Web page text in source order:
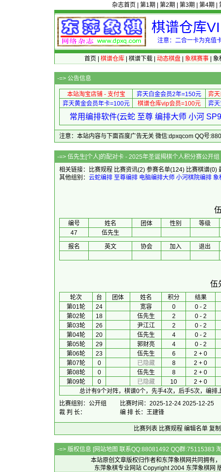
杂志首页 第1期 第2期 第3期 第4期
棋谱仓库
注意：二合一卡为充值
首页 棋谱仓库| 棋谱下载| 动态棋盘| 象棋赛事| 象
-=> 公告信息
本站淘宝店铺 - 支付宝 弈天白金会员2年=150元
弈
弈天黄金会员年卡=100元
棋谱仓库vip会员=100元 弈
常用编排软件(云蛇 至尊 编排大师 小河
注意：本站内容与下面百度广告无关 微信:dpxqcom QQ号
-=> 伍先生[个人]的配对卡 - 2025年
相关链接：
比赛规程 比赛资讯(2) 参赛名单(124) 比赛棋谱(0)
其他组别： 云蛇编排 至尊编排 电脑编排大师 小河棋院编排 象
编号 姓名 团体 性别
等级
47
伍先生
报名
英文 协会 加入 退出
伍
轮次 台 团体 姓名 积分
结果
第01轮
24 宽容 0
0 - 2
第02轮
18 伍先生 2
0 - 2
第03轮
26 尹江江 2
0 - 2
第04轮
20 伍先生 4
0 - 2
第05轮
29 郭财亮 4
0 - 2
第06轮
23 伍先生 6
2 + 0
第07轮
0 已隐藏 8
2 + 0
第08轮
0 伍先生 8
2 + 0
第09轮
0 已隐藏 10
2 + 0
总计有9个对阵，棋谱0个，先手4次，后手5次，编
比赛组别：公开组
比赛时间：2025-12-24 2025-12-25
裁 判 长：
编 排 长：王建锋
比赛列表 比赛规程 编辑名单 复
-=> 版权信息 [网站地图 联系QQ:88081492 QQ群:75115383
本站原创文章版权归作者和 东萍象棋网共同拥有
东萍象棋专业网站 Copyright 2004 东萍象棋网